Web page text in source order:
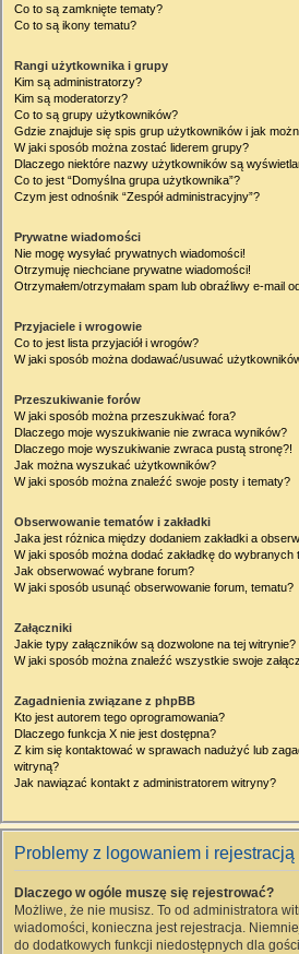
Co to są zamknięte tematy?
Co to są ikony tematu?
Rangi użytkownika i grupy
Kim są administratorzy?
Kim są moderatorzy?
Co to są grupy użytkowników?
Gdzie znajduje się spis grup użytkowników i jak
W jaki sposób można zostać liderem grupy?
Dlaczego niektóre nazwy użytkowników są
Co to jest “Domyślna grupa użytkownika”?
Czym jest odnośnik “Zespół administracyjny”?
Prywatne wiadomości
Nie mogę wysyłać prywatnych wiadomości!
Otrzymuję niechciane prywatne wiadomości!
Otrzymałem/otrzymałam spam lub obraźliwy e-mail
Przyjaciele i wrogowie
Co to jest lista przyjaciół i wrogów?
W jaki sposób można dodawać/usuwać
Przeszukiwanie forów
W jaki sposób można przeszukiwać fora?
Dlaczego moje wyszukiwanie nie zwraca wyników?
Dlaczego moje wyszukiwanie zwraca pustą stronę?!
Jak można wyszukać użytkowników?
W jaki sposób można znaleźć swoje posty i tematy?
Obserwowanie tematów i zakładki
Jaka jest różnica między dodaniem zakładki a
W jaki sposób można dodać zakładkę do
Jak obserwować wybrane forum?
W jaki sposób usunąć obserwowanie forum, tematu?
Załączniki
Jakie typy załączników są dozwolone na tej witrynie?
W jaki sposób można znaleźć wszystkie swoje
Zagadnienia związane z phpBB
Kto jest autorem tego oprogramowania?
Dlaczego funkcja X nie jest dostępna?
Z kim się kontaktować w sprawach nadużyć lub
witryną?
Jak nawiązać kontakt z administratorem witryny?
Problemy z logowaniem i rejestracją
Dlaczego w ogóle muszę się rejestrować?
Możliwe, że nie musisz. To od administratora
wiadomości, konieczna jest rejestracja.
do dodatkowych funkcji niedostępnych dla